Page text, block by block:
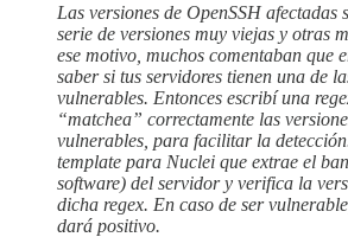
Las versiones de OpenSSH afectadas
serie de versiones muy viejas y otras
ese motivo, muchos comentaban que
saber si tus servidores tienen una de
vulnerables. Entonces escribí una
“matchea” correctamente las
vulnerables, para facilitar la
template para Nuclei que extrae el
software) del servidor y verifica la
dicha regex. En caso de ser
dará positivo.